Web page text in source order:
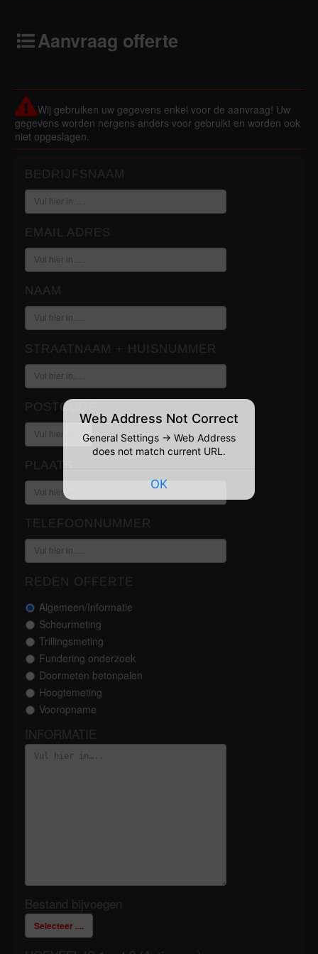
Aanvraag offerte
Wij gebruiken uw gegevens enkel voor de aanvraag! Uw
gegevens worden nergens anders voor gebruikt en worden ook
niet opgeslagen.
BEDRIJFSNAAM
EMAIL ADRES
NAAM
STRAATNAAM + HUISNUMMER
POSTCODE
PLAATS
TELEFOONNUMMER
REDEN OFFERTE
Algemeen/Informatie
Scheurmeting
Trillingsmeting
Fundering onderzoek
Doormeten betonpalen
Hoogtemeting
Vooropname
INFORMATIE
Bestand bijvoegen
Selecteer ....
Web Address Not Correct
General Settings → Web Address
does not match current URL.
OK